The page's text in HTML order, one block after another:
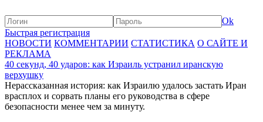
Ok
Быстрая регистрация
НОВОСТИ КОММЕНТАРИИ СТАТИСТИКА О САЙТЕ И
РЕКЛАМА
40 секунд, 40 ударов: как Израиль устранил иранскую
верхушку
Нерассказанная история: как Израилю удалось застать Иран
врасплох и сорвать планы его руководства в сфере
безопасности менее чем за минуту.